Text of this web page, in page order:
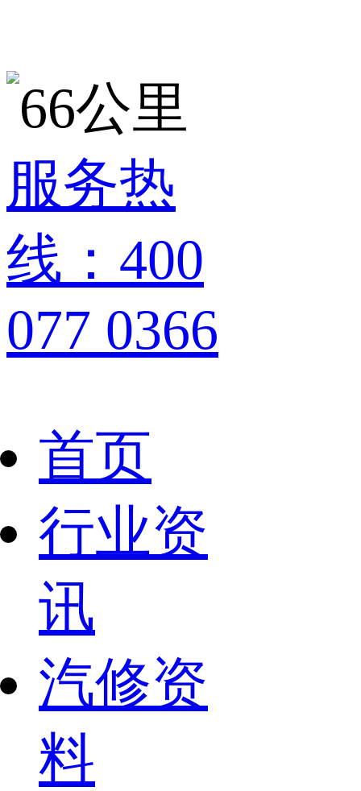
服务热
线：400
077 0366
首页
行业资
讯
汽修资
料